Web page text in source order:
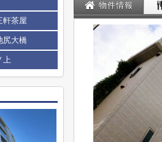
物件情報
軒茶屋
尻大橋
上